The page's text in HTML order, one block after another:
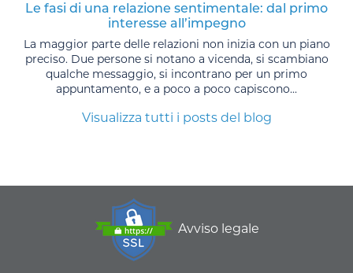
Le fasi di una relazione sentimentale: dal primo
interesse all’impegno
La maggior parte delle relazioni non inizia con un piano
preciso. Due persone si notano a vicenda, si scambiano
qualche messaggio, si incontrano per un primo
appuntamento, e a poco a poco capiscono...
Visualizza tutti i posts del blog
Avviso legale